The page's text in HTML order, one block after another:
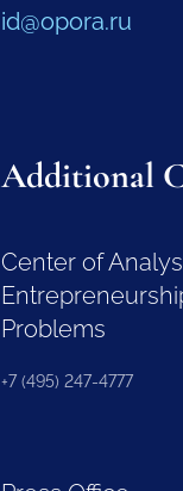
id@opora.ru
Additional
Center of
Problems
+7 (495) 247-4777